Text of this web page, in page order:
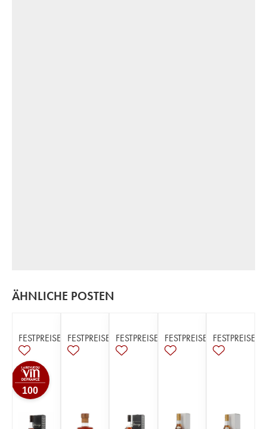
ÄHNLICHE POSTEN
FESTPREISE
100
FESTPREISE FESTPREISE FESTPREISE FESTPREISE